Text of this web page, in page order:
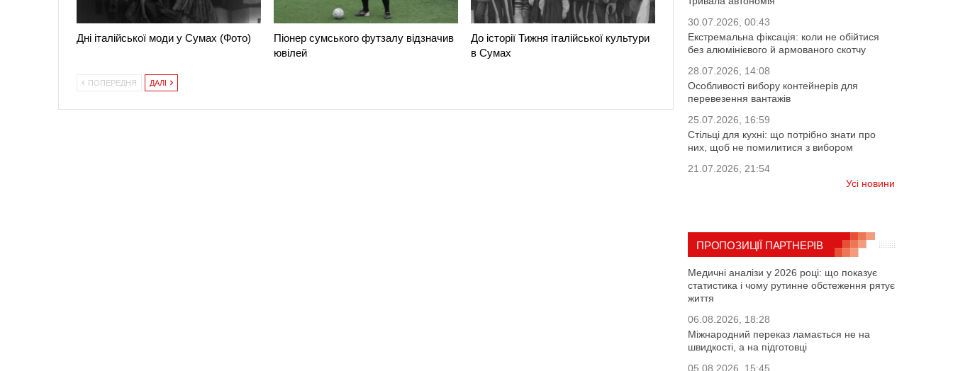
Дні італійської моди у Сумах (Фото)
Піонер сумського футзалу відзначив
ювілей
До історії Тижня італійської культури
в Сумах
ПОПЕРЕДНЯ ДАЛІ
30.07.2026, 00:43
Екстремальна фіксація: коли не обійтися
без алюмінієвого й армованого скотчу
28.07.2026, 14:08
Особливості вибору контейнерів для
перевезення вантажів
25.07.2026, 16:59
Стільці для кухні: що потрібно знати про
них, щоб не помилитися з вибором
21.07.2026, 21:54
Усі новини
ПРОПОЗИЦІЇ ПАРТНЕРІВ
Медичні аналізи у 2026 році: що показує
статистика і чому рутинне обстеження рятує
життя
06.08.2026, 18:28
Міжнародний переказ ламається не на
швидкості, а на підготовці
05.08.2026, 15:45